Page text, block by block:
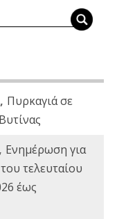
Πυρκαγιά σε
Ενημέρωση για
τελευταίου
έως